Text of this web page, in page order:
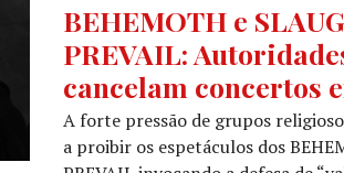
BEHEMOTH e
PREVAIL:
cancelam concertos
A forte pressão de grupos
a proibir os espetáculos dos